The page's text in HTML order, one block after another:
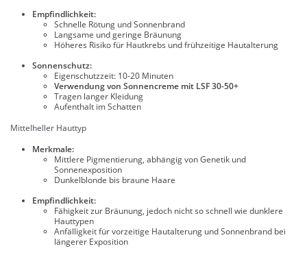
Empfindlichkeit:
Schnelle Rötung und Sonnenbrand
Langsame und geringe Bräunung
Höheres Risiko für Hautkrebs und frühzeitige Hautalterung
Sonnenschutz:
Eigenschutzzeit: 10-20 Minuten
Verwendung von Sonnencreme mit LSF 30-50+
Tragen langer Kleidung
Aufenthalt im Schatten
Mittelheller Hauttyp
Merkmale:
Mittlere Pigmentierung, abhängig von Genetik und
Sonnenexposition
Dunkelblonde bis braune Haare
Empfindlichkeit:
Fähigkeit zur Bräunung, jedoch nicht so schnell wie dunklere
Hauttypen
Anfälligkeit für vorzeitige Hautalterung und Sonnenbrand bei
längerer Exposition